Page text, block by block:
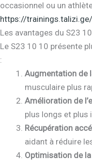
occasionnel ou un
https://
Les avantages du S23
Le S23 10 10 présente
:
Augmentation de
musculaire plus
Amélioration de
plus longs et plus
Récupération
aidant à réduire
Optimisation de